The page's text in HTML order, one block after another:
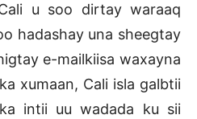
u soo dirtay waraaq
hadashay una sheegtay
e-mailkiisa waxayna
xumaan, Cali isla galbtii
intii uu wadada ku sii